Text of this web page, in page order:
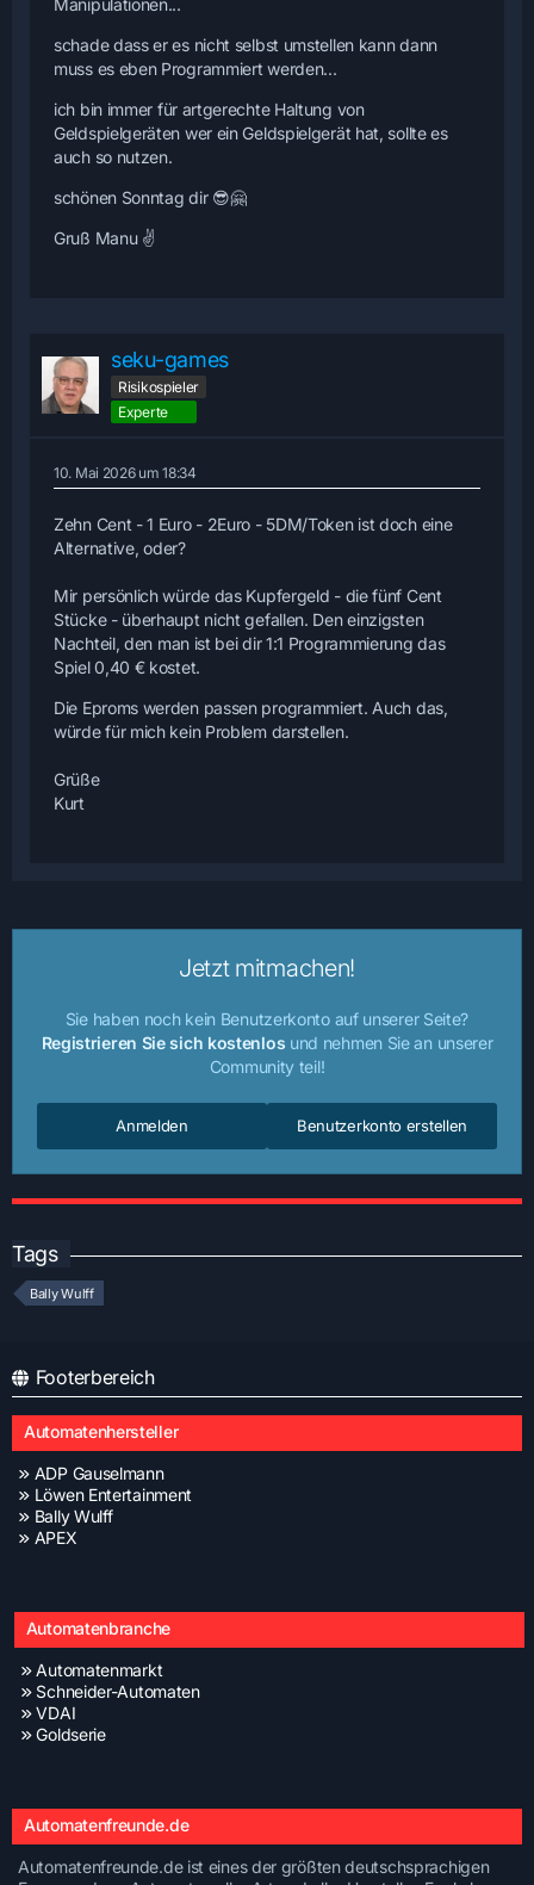
Manipulationen...
schade dass er es nicht selbst umstellen kann dann
muss es eben Programmiert werden...
ich bin immer für artgerechte Haltung von
Geldspielgeräten wer ein Geldspielgerät hat, sollte es
auch so nutzen.
schönen Sonntag dir 😎🤗
Gruß Manu ✌️
seku-games
Risikospieler
Experte
10. Mai 2026 um 18:34
Zehn Cent - 1 Euro - 2Euro - 5DM/Token ist doch eine
Alternative, oder?
Mir persönlich würde das Kupfergeld - die fünf Cent
Stücke - überhaupt nicht gefallen. Den einzigsten
Nachteil, den man ist bei dir 1:1 Programmierung das
Spiel 0,40 € kostet.
Die Eproms werden passen programmiert. Auch das,
würde für mich kein Problem darstellen.
Grüße
Kurt
Jetzt mitmachen!
Sie haben noch kein Benutzerkonto auf unserer Seite?
Registrieren Sie sich kostenlos und nehmen Sie an unserer
Community teil!
Benutzerkonto erstellen
Anmelden
Tags
Bally Wulff
Footerbereich
Automatenhersteller
ADP Gauselmann
Löwen Entertainment
Bally Wulff
APEX
Automatenbranche
Automatenmarkt
Schneider-Automaten
VDAI
Goldserie
Automatenfreunde.de
Automatenfreunde.de ist eines der größten deutschsprachigen